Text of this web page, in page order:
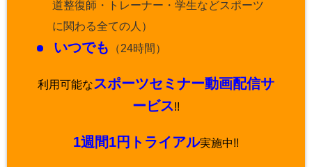
道整復師・トレーナー・学生などスポーツ
に関わる全ての人）
いつでも （24時間）
利用可能なスポーツセミナー動画配信サ
ービス!!
1週間1円トライアル実施中!!